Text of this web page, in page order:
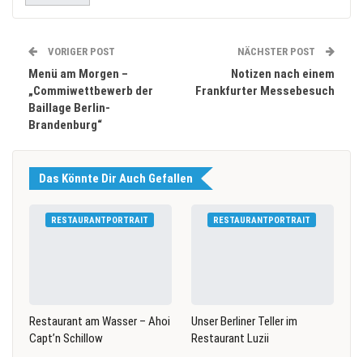
VORIGER POST
Menü am Morgen –
„Commiwettbewerb der
Baillage Berlin-
Brandenburg“
NÄCHSTER POST
Notizen nach einem
Frankfurter Messebesuch
Das Könnte Dir Auch Gefallen
RESTAURANTPORTRAIT
Restaurant am Wasser – Ahoi
Capt’n Schillow
RESTAURANTPORTRAIT
Unser Berliner Teller im
Restaurant Luzii